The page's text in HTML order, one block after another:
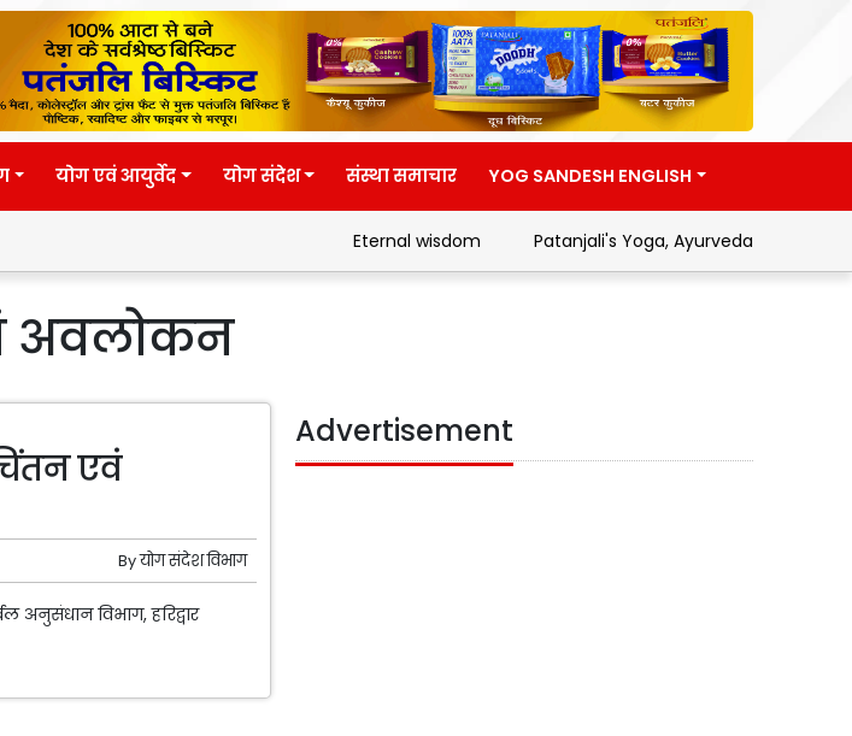
योग एवं आयुर्वेद योग संदेश संस्था समाचार YOG SANDESH ENGLISH
Eternal wisdom Patanjali's Yoga, Ayurveda and Swadeshi
अवलोकन
एवं
Byयोग संदेश विभाग
अनुसंधान विभाग, हरिद्वार
Advertisement